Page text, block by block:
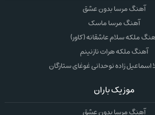
آهنگ مرسا بدون عشق
آهنگ مرسا ماسک
ملکه سلام عاشقانه (کاور)
آهنگ ملکه هرات نازنینم
اسماعیل زاده نوحدانی غوغای ستارگان
موزیک باران
آهنگ مرسا بدون عشق